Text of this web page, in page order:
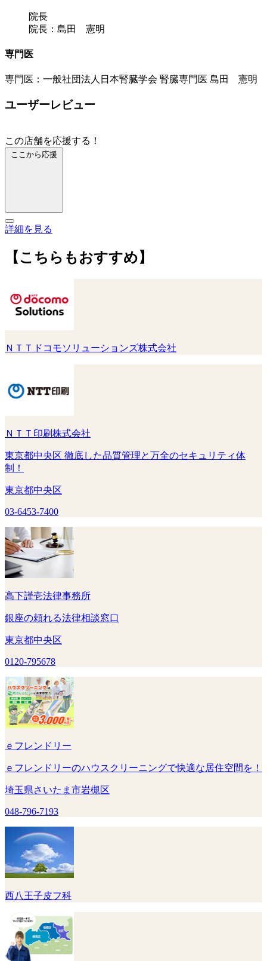
院長
院長：島田 憲明
専門医
専門医：一般社団法人日本腎臓学会 腎臓専門医 島田 憲明
ユーザーレビュー
この店舗を応援する！
ここから応援
詳細を見る
【こちらもおすすめ】
ＮＴＴドコモソリューションズ株式会社
ＮＴＴ印刷株式会社
東京都中央区 徹底した品質管理と万全のセキュリティ体
制！
東京都中央区
03-6453-7400
高下謹壱法律事務所
銀座の頼れる法律相談窓口
東京都中央区
0120-795678
ｅフレンドリー
ｅフレンドリーのハウスクリーニングで快適な居住空間を！
埼玉県さいたま市岩槻区
048-796-7193
西八王子皮フ科